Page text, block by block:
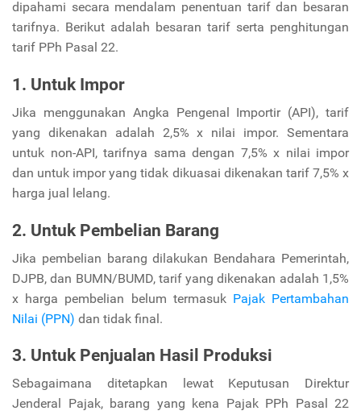
dipahami secara mendalam penentuan tarif dan besaran
tarifnya. Berikut adalah besaran tarif serta penghitungan
tarif PPh Pasal 22.
1. Untuk Impor
Jika menggunakan Angka Pengenal Importir (API), tarif
yang dikenakan adalah 2,5% x nilai impor. Sementara
untuk non-API, tarifnya sama dengan 7,5% x nilai impor
dan untuk impor yang tidak dikuasai dikenakan tarif 7,5% x
harga jual lelang.
2. Untuk Pembelian Barang
Jika pembelian barang dilakukan Bendahara Pemerintah,
DJPB, dan BUMN/BUMD, tarif yang dikenakan adalah 1,5%
x harga pembelian belum termasuk Pajak Pertambahan
Nilai (PPN) dan tidak final.
3. Untuk Penjualan Hasil Produksi
Sebagaimana ditetapkan lewat Keputusan Direktur
Jenderal Pajak, barang yang kena Pajak PPh Pasal 22